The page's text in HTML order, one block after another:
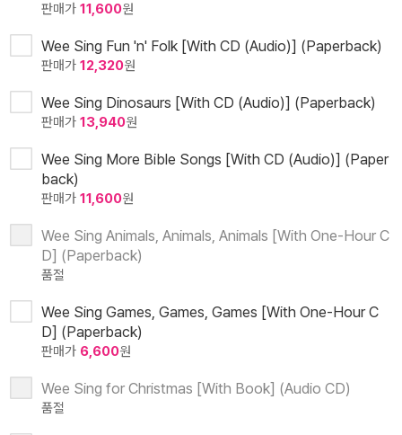
판매가 11,600원
Wee Sing Fun 'n' Folk [With CD (Audio)] (Paperback)
판매가 12,320원
Wee Sing Dinosaurs [With CD (Audio)] (Paperback)
판매가 13,940원
Wee Sing More Bible Songs [With CD (Audio)] (Paper
back)
판매가 11,600원
Wee Sing Animals, Animals, Animals [With One-Hour C
D] (Paperback)
품절
Wee Sing Games, Games, Games [With One-Hour C
D] (Paperback)
판매가 6,600원
Wee Sing for Christmas [With Book] (Audio CD)
품절